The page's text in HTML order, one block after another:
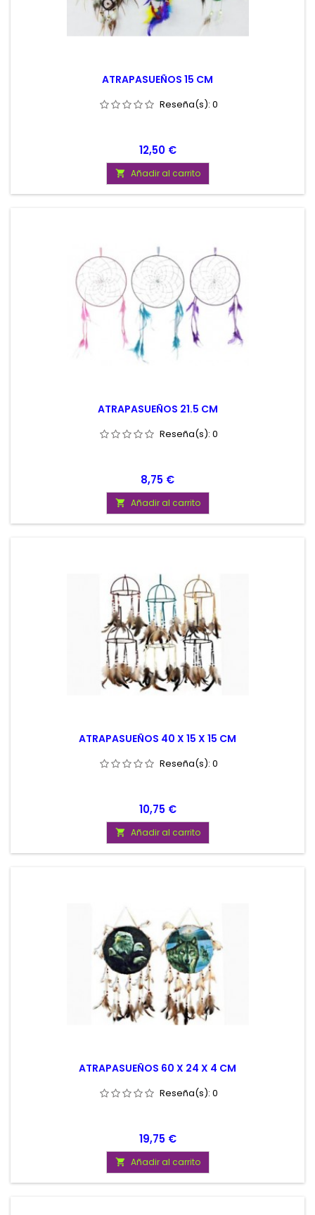
ATRAPASUEÑOS 15 CM
Reseña(s): 0
Precio
12,50 €
 Añadir al carrito
ATRAPASUEÑOS 21.5 CM
Reseña(s): 0
Precio
8,75 €
 Añadir al carrito
ATRAPASUEÑOS 40 X 15 X 15 CM
Reseña(s): 0
Precio
10,75 €
 Añadir al carrito
ATRAPASUEÑOS 60 X 24 X 4 CM
Reseña(s): 0
Precio
19,75 €
 Añadir al carrito